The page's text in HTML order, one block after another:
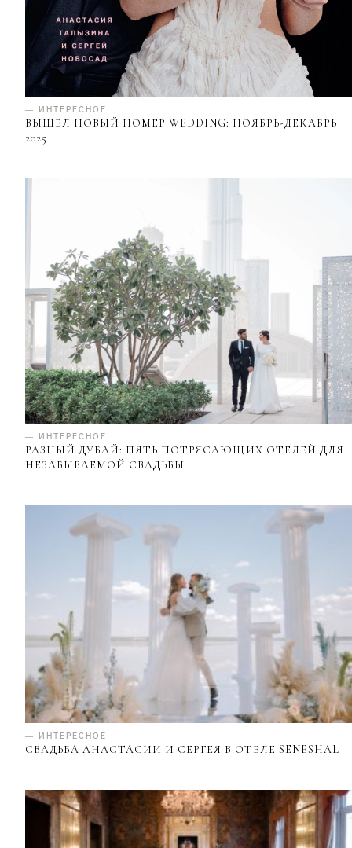
— ИНТЕРЕСНОЕ
ВЫШЕЛ НОВЫЙ НОМЕР WEDDING: НОЯБРЬ-ДЕКАБРЬ
2025
— ИНТЕРЕСНОЕ
РАЗНЫЙ ДУБАЙ: ПЯТЬ ПОТРЯСАЮЩИХ ОТЕЛЕЙ ДЛЯ
НЕЗАБЫВАЕМОЙ СВАДЬБЫ
— ИНТЕРЕСНОЕ
СВАДЬБА АНАСТАСИИ И СЕРГЕЯ В ОТЕЛЕ SENESHAL